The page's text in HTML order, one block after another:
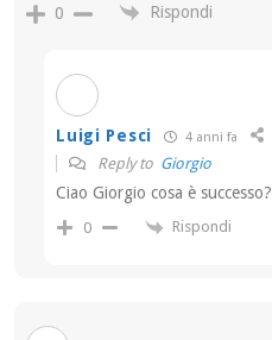
0 Rispondi
Luigi Pesci 4 anni fa
Reply to Giorgio
Ciao Giorgio cosa è successo?
0 Rispondi